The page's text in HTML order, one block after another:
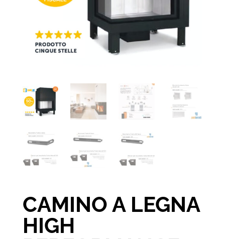
CAMINO A LEGNA
HIGH